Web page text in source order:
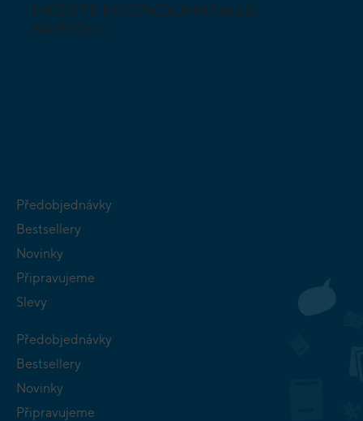
MŮŽETE PROZKOUMAT NAŠI
NABÍDKU
Předobjednávky
Bestsellery
Novinky
Připravujeme
Slevy
Předobjednávky
Bestsellery
Novinky
Připravujeme